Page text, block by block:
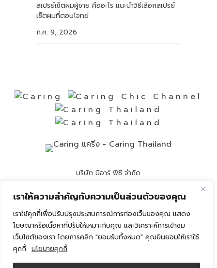
เราให้ความสำคัญกับความเป็นส่วนตัวของคุณ
เราใช้คุกกี้เพื่อปรับปรุงประสบการณ์การท่องเว็บของคุณ แสดง
โฆษณาหรือเนื้อหาที่ปรับให้เหมาะกับคุณ และวิเคราะห์การเข้าชม
เว็บไซต์ของเรา โดยการคลิก "ยอมรับทั้งหมด" คุณยินยอมให้เราใช้
คุกกี้ นโยบายคุกกี้
สเปรย์เซ็ตผมผู้ชาย คืออะไร แนะนำวิธีเลือกสเปรย์
เซ็ตผมที่ตอบโจทย์
ก.ค. 9, 2026
บริษัท บีอาร์ พีซี จำกัด
Call Center(662) 8920236
Copyright 2026 All Rights Reserved. By caring
นโยบายความเป็นส่วนตัว